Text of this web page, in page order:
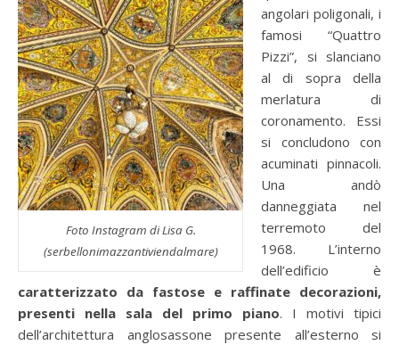
Foto Instagram di Lisa G.
(serbellonimazzantiviendalmare)
angolari poligonali, i
famosi “Quattro
Pizzi”, si slanciano
al di sopra della
merlatura di
coronamento. Essi
si concludono con
acuminati pinnacoli.
Una andò
danneggiata nel
terremoto del
1968. L’interno
dell’edificio è
caratterizzato da fastose e raffinate decorazioni,
presenti nella sala del primo piano. I motivi tipici
dell’architettura anglosassone presente all’esterno si